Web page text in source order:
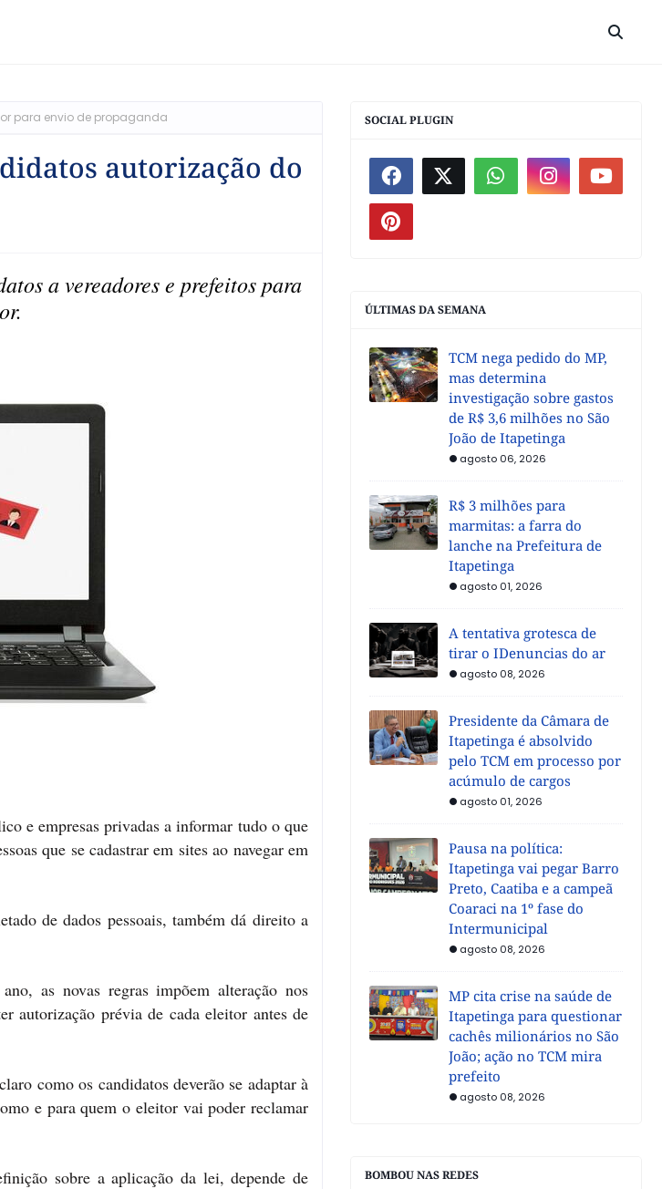
para envio de propaganda
autorização do
a vereadores e prefeitos para
e empresas privadas a informar tudo o que
que se cadastrar em sites ao navegar em
de dados pessoais, também dá direito a
as novas regras impõem alteração nos
autorização prévia de cada eleitor antes de
como os candidatos deverão se adaptar à
e para quem o eleitor vai poder reclamar
sobre a aplicação da lei, depende de
SOCIAL PLUGIN
ÚLTIMAS DA SEMANA
TCM nega pedido do MP,
mas determina
investigação sobre gastos
de R$ 3,6 milhões no São
João de Itapetinga
agosto 06, 2026
R$ 3 milhões para
marmitas: a farra do
lanche na Prefeitura de
Itapetinga
agosto 01, 2026
A tentativa grotesca de
tirar o IDenuncias do ar
agosto 08, 2026
Presidente da Câmara de
Itapetinga é absolvido
pelo TCM em processo por
acúmulo de cargos
agosto 01, 2026
Pausa na política:
Itapetinga vai pegar Barro
Preto, Caatiba e a campeã
Coaraci na 1º fase do
Intermunicipal
agosto 08, 2026
MP cita crise na saúde de
Itapetinga para questionar
cachês milionários no São
João; ação no TCM mira
prefeito
agosto 08, 2026
BOMBOU NAS REDES